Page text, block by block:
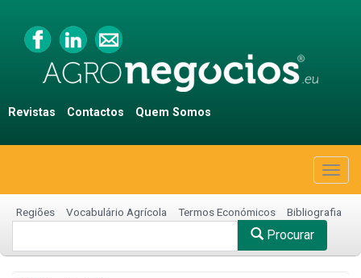
Revistas Contactos Quem Somos
Regiões Vocabulário Agrícola Termos Económicos Bibliografia
Procurar